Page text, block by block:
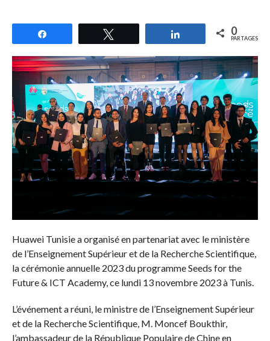
Partagez 0
PARTAGES
Huawei Tunisie a organisé en partenariat avec le ministère
de l’Enseignement Supérieur et de la Recherche Scientifique,
la cérémonie annuelle 2023 du programme Seeds for the
Future & ICT Academy, ce lundi 13 novembre 2023 à Tunis.
L’événement a réuni, le ministre de l’Enseignement Supérieur
et de la Recherche Scientifique, M. Moncef Boukthir,
l’ambassadeur de la République Populaire de Chine en